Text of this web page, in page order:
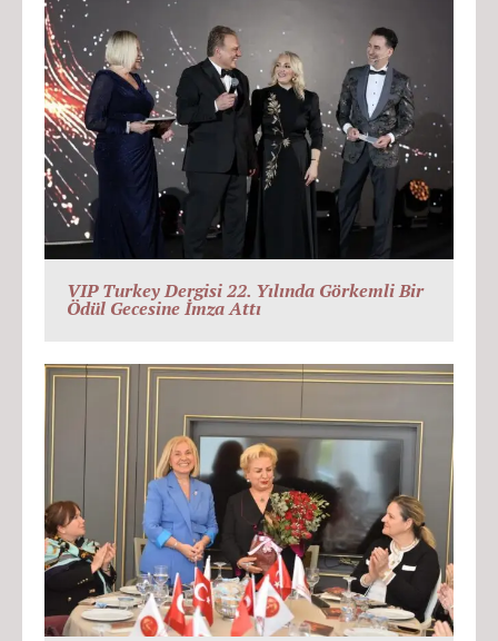
VIP Turkey Dergisi 22. Yılında Görkemli Bir
Ödül Gecesine İmza Attı